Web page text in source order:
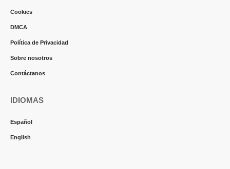
Cookies
DMCA
Política de Privacidad
Sobre nosotros
Contáctanos
IDIOMAS
Español
English